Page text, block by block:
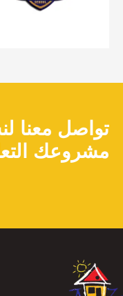
تواصل معنا
مشروعك